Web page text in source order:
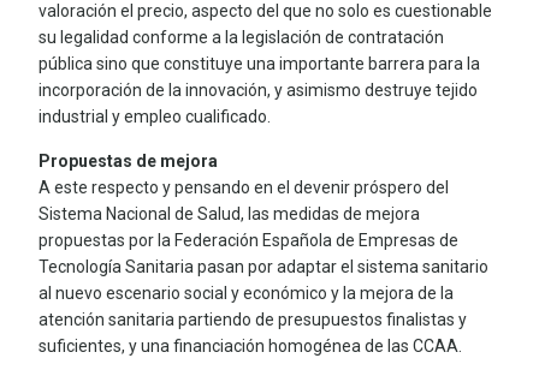
valoración el precio, aspecto del que no solo es cuestionable
su legalidad conforme a la legislación de contratación
pública sino que constituye una importante barrera para la
incorporación de la innovación, y asimismo destruye tejido
industrial y empleo cualificado.
Propuestas de mejora
A este respecto y pensando en el devenir próspero del
Sistema Nacional de Salud, las medidas de mejora
propuestas por la Federación Española de Empresas de
Tecnología Sanitaria pasan por adaptar el sistema sanitario
al nuevo escenario social y económico y la mejora de la
atención sanitaria partiendo de presupuestos finalistas y
suficientes, y una financiación homogénea de las CCAA.